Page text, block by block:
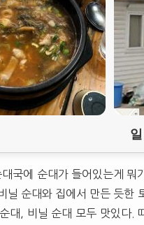
국에 순대가 들어있는게
닐 순대와 집에서 만든 듯한
대, 비닐 순대 모두 맛있다.